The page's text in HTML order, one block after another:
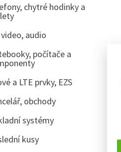
chytré hodinky a
video, audio
počítače a
a LTE prvky, EZS
obchody
systémy
kusy